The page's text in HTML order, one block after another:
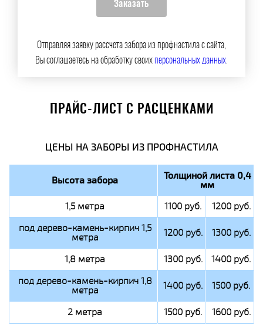
Отправляя заявку рассчета забора из профнастила с сайта,
Вы соглашаетесь на обработку своихперсональных данных.
ПРАЙС-ЛИСТ С РАСЦЕНКАМИ
ЦЕНЫ НА ЗАБОРЫ ИЗ ПРОФНАСТИЛА
Высота забора Толщиной листа 0,4
мм
1,5 метра 1100 руб.
1200 руб.
под дерево-камень-кирпич 1,5
метра 1200 руб. 1300 руб.
1,8 метра 1300 руб.
1400 руб.
под дерево-камень-кирпич 1,8
метра 1400 руб. 1500 руб.
2 метра 1500 руб. 1600 руб.